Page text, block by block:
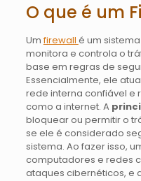
O que é um
Umfirewall é um
monitora e controla o
base em regras de
Essencialmente, ele
rede interna confiável e
como a internet. A
bloquear ou permitir o
se ele é considerado
sistema. Ao fazer isso,
computadores e redes
ataques cibernéticos, e